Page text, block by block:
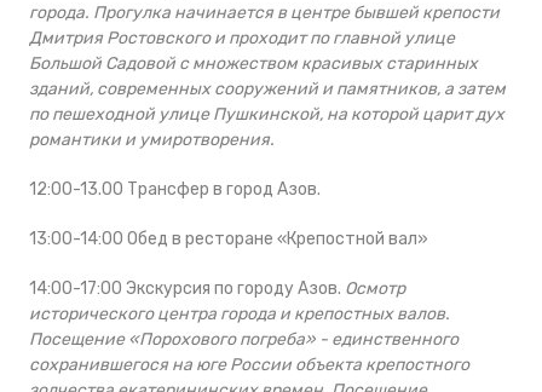
города. Прогулка начинается в центре бывшей крепости
Дмитрия Ростовского и проходит по главной улице
Большой Садовой с множеством красивых старинных
зданий, современных сооружений и памятников, а затем
по пешеходной улице Пушкинской, на которой царит дух
романтики и умиротворения.
12:00-13.00 Трансфер в город Азов.
13:00-14:00 Обед в ресторане «Крепостной вал»
14:00-17:00 Экскурсия по городу Азов. Осмотр
исторического центра города и крепостных валов.
Посещение «Порохового погреба» - единственного
сохранившегося на юге России объекта крепостного